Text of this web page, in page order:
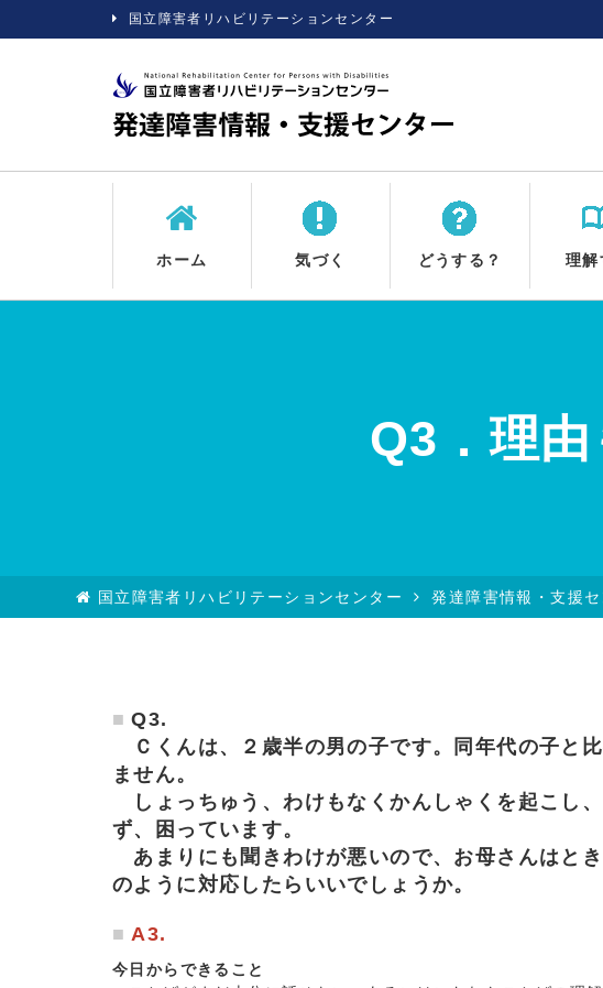
国立障害者リハビリテーションセンター
ホーム 気づく どうする？ 理解
Q3．理
国立障害者リハビリテーションセンター 発達障害情報・支援セ
Q3.
Ｃくんは、２歳半の男の子です。同年代の子と
ません。
しょっちゅう、わけもなくかんしゃくを起こし
ず、困っています。
あまりにも聞きわけが悪いので、お母さんはと
のように対応したらいいでしょうか。
A3.
今日からできること